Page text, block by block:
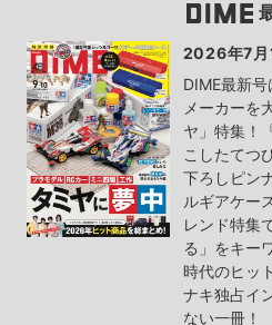
2026年7月
DIME最新
メーカーを
ヤ」特集！
こしたてつ
下ろしピン
ルギアケー
レンド特集
る」をキー
時代のヒッ
ナキ独占イ
ない一冊！